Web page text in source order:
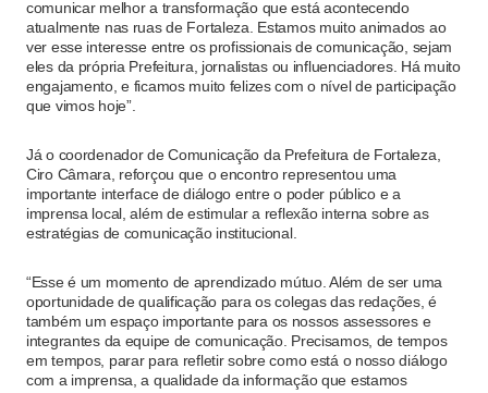
comunicar melhor a transformação que está acontecendo
atualmente nas ruas de Fortaleza. Estamos muito animados ao
ver esse interesse entre os profissionais de comunicação, sejam
eles da própria Prefeitura, jornalistas ou influenciadores. Há muito
engajamento, e ficamos muito felizes com o nível de participação
que vimos hoje”.
Já o coordenador de Comunicação da Prefeitura de Fortaleza,
Ciro Câmara, reforçou que o encontro representou uma
importante interface de diálogo entre o poder público e a
imprensa local, além de estimular a reflexão interna sobre as
estratégias de comunicação institucional.
“Esse é um momento de aprendizado mútuo. Além de ser uma
oportunidade de qualificação para os colegas das redações, é
também um espaço importante para os nossos assessores e
integrantes da equipe de comunicação. Precisamos, de tempos
em tempos, parar para refletir sobre como está o nosso diálogo
com a imprensa, a qualidade da informação que estamos